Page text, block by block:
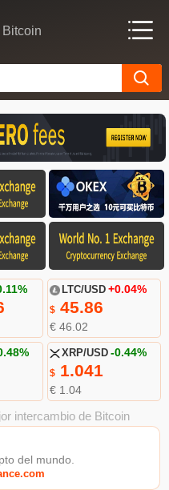
Bitcoin
LTC/USD +0.04%
$45.86
€ 46.02
XRP/USD -0.44%
$1.041
€ 1.04
intercambio de Bitcoin
del mundo.